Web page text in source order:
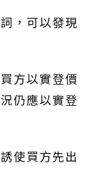
，可以發現
方以實登價
仍應以實登
使買方先出